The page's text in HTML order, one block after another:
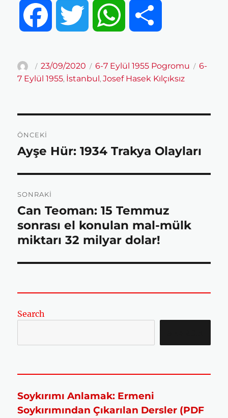
c
e
b
o
o
k
i
t
t
e
r
a
t
A
p
p
a
r
e
Yazar
Yayın
tarihi
23/09/2020 Kategoriler
6-7 Eylül 1955 Pogromu Etiketler
6-
7 Eylül 1955, İstanbul,Josef Hasek Kılçıksız
gezinmesi
ÖNCEKI
Önceki
Ayşe Hür: 1934 Trakya Olayları
SONRAKI
Sonraki
yazı:
Can Teoman: 15 Temmuz
sonrası el konulan mal-mülk
miktarı 32 milyar dolar!
Search
Soykırımı Anlamak: Ermeni
Soykırımından Çıkarılan Dersler (PDF